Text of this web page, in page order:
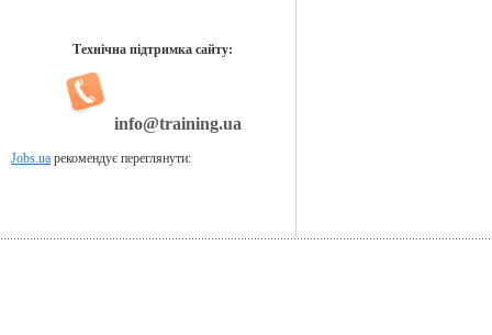
Технічна підтримка сайту:
info@training.ua
Jobs.ua рекомендує переглянути: